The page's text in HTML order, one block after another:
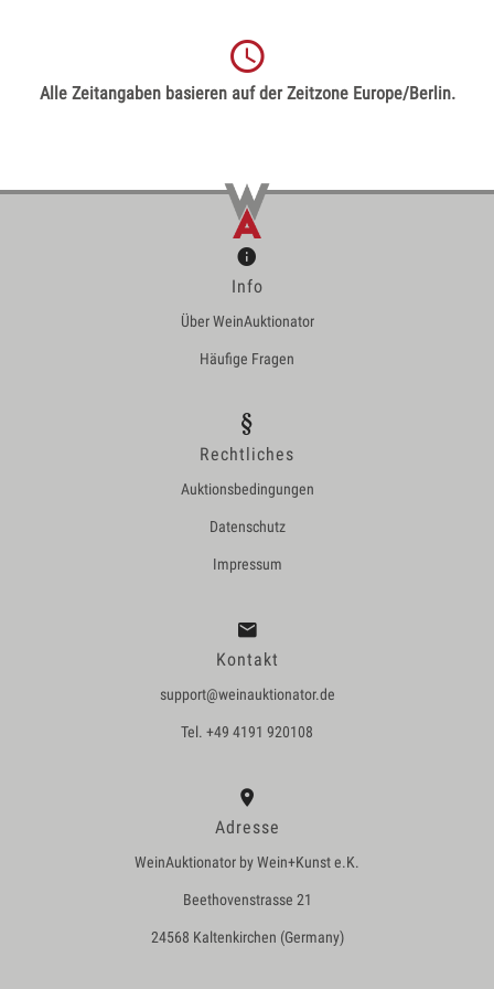
Alle Zeitangaben basieren auf der Zeitzone Europe/Berlin.
Info
Über WeinAuktionator
Häufige Fragen
Rechtliches
Auktionsbedingungen
Datenschutz
Impressum
Kontakt
support@weinauktionator.de
Tel. +49 4191 920108
Adresse
WeinAuktionator by Wein+Kunst e.K.
Beethovenstrasse 21
24568 Kaltenkirchen (Germany)